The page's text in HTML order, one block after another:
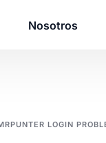
Nosotros
LOGIN